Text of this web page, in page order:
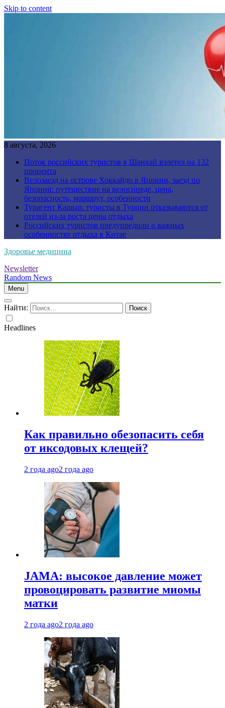
Skip to content
8 августа, 2026
Поток российских туристов в Шанхай взлетел на 132
процента
Велозаезд на острове Хоккайдо в Японии, заезд по
Японии: путешествие на велосипеде, цена,
безопасность, маршрут, особенности
Турагент Кашыр: туристы в Турции отказываются от
отелей из-за роста цены отдыха
Российских туристов предупредили о важных
особенностях отдыха в Китае
Здоровье медицина
Newsletter
Random News
Menu
Найти:
Headlines
Как правильно обезопасить себя
от иксодовых клещей?
2 года ago2 года ago
JAMA: высокое давление может
провоцировать развитие миомы
матки
2 года ago2 года ago